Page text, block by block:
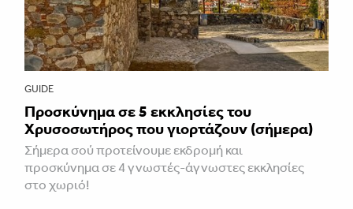
GUIDE
Προσκύνημα σε 5 εκκλησίες του
Χρυσοσωτήρος που γιορτάζουν (σήμερα)
Σήμερα σού προτείνουμε εκδρομή και
προσκύνημα σε 4 γνωστές-άγνωστες εκκλησίες
στο χωριό!